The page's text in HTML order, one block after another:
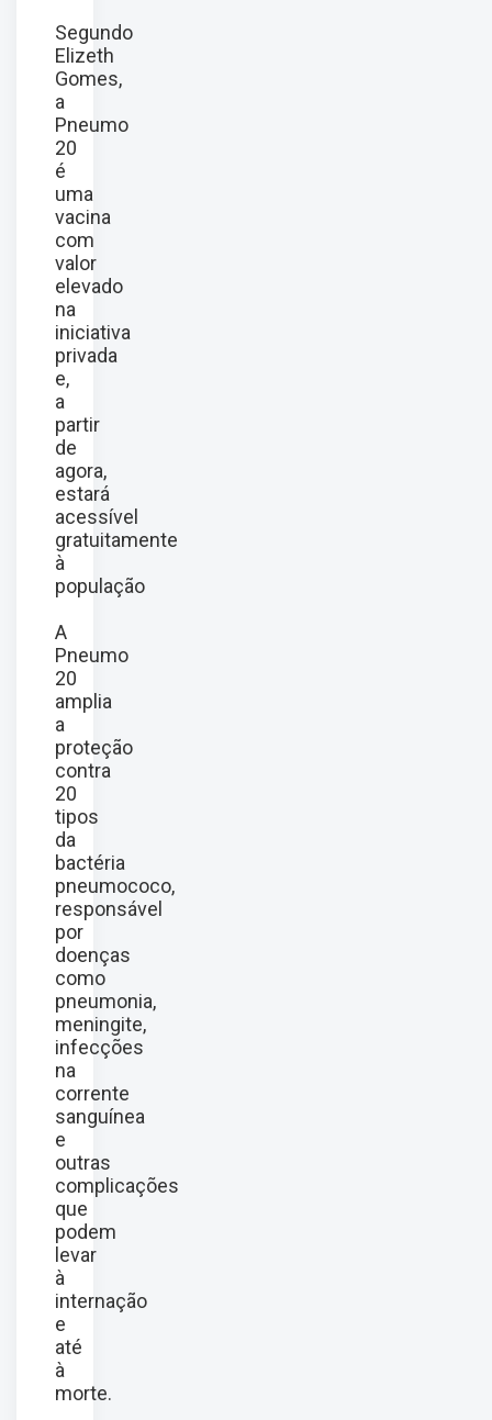
Segundo
Elizeth
Gomes,
a
Pneumo
20
é
uma
vacina
com
valor
elevado
na
iniciativa
privada
e,
a
partir
de
agora,
estará
acessível
gratuitamente
à
população
A
Pneumo
20
amplia
a
proteção
contra
20
tipos
da
bactéria
pneumococo,
responsável
por
doenças
como
pneumonia,
meningite,
infecções
na
corrente
sanguínea
e
outras
complicações
que
podem
levar
à
internação
e
até
à
morte.